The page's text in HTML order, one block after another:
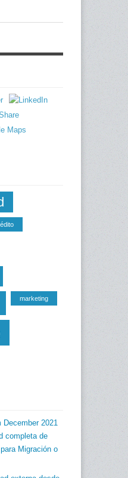
marketing
December 2021
completa de
Migración o